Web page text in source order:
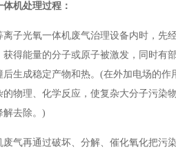
机处理过程：
离子光氧一体机废气治理设备内时，先
获得能量的分子或原子被激发，同时有
后生成稳定产物和热。(在外加电场的
的物理、化学反应，使复杂大分子污染
解去除。)
气再通过破坏、分解、催化氧化把污